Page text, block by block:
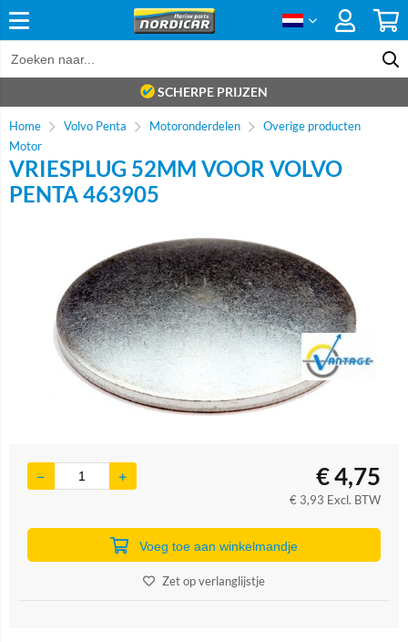
SCHERPE PRIJZEN
Home Volvo Penta Motoronderdelen
Overige producten
Motor
VRIESPLUG 52MM VOOR VOLVO
PENTA 463905
Brand
€4,75
€ 3,93 Excl. BTW
Voeg toe aan winkelmandje
Zet op verlanglijstje